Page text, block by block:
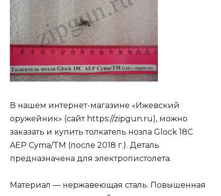
В нашем интернет-магазине «Ижевский
оружейник» (сайт https://zipgun.ru), можно
заказать и купить толкатель нозла Glock 18C
AEP Cyma/TM (после 2018 г.). Деталь
предназначена для электропистолета.
Материал — нержавеющая сталь. Повышенная